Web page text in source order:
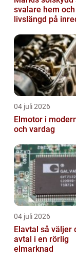
svalare hem
livslängd på
04 juli 2026
Elmotor i
och vardag
04 juli 2026
Elavtal så väljer du rätt
avtal i en rörlig
elmarknad